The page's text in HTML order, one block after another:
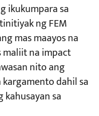
ikukumpara sa
ng FEM
mas maayos na
na impact
nito ang
dahil sa
sa